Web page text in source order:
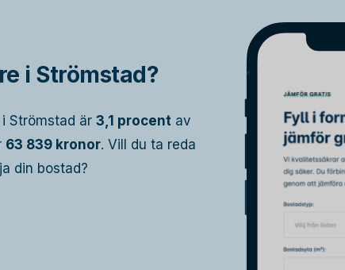
i Strömstad?
Strömstad är 3,1 procent av
63 839 kronor. Vill du ta reda
din bostad?